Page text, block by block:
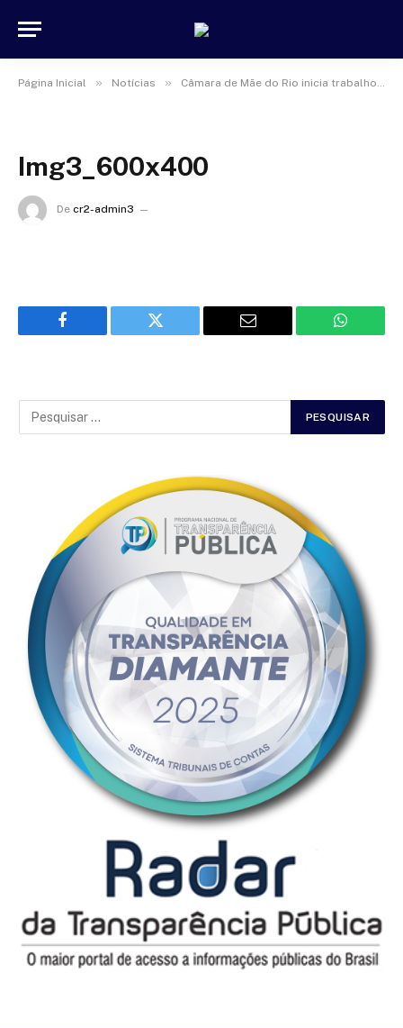
Página Inicial » Notícias » Câmara de Mãe do Rio inicia trabalhos do primeiro período legislativo de 2022
Img3_600x400
De cr2-admin3
Facebook Twitter Email